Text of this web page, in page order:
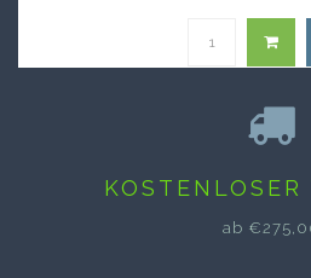
KOSTENLOSER
ab